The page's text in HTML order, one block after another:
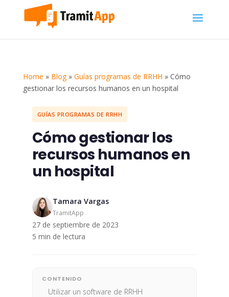
Home » Blog» Guías programas de RRHH » Cómo
gestionar los recursos humanos en un hospital
GUÍAS PROGRAMAS DE RRHH
Cómo gestionar los
recursos humanos en
un hospital
Tamara Vargas
TramitApp
27 de septiembre de 2023
5 min de lectura
CONTENIDO
Utilizar un software de RRHH